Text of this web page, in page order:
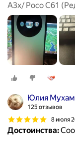
A3x/ Poco C61
защитой камеры,
Юлия
125 отзывов
8 июля
Достоинства: